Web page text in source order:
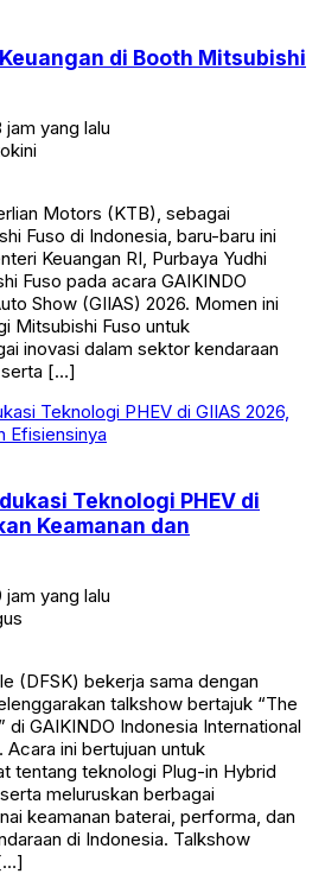
di Booth Mitsubishi
yang lalu
Motors (KTB), sebagai
Fuso di Indonesia, baru-baru ini
Keuangan RI, Purbaya Yudhi
Fuso pada acara GAIKINDO
Show (GIIAS) 2026. Momen ini
Mitsubishi Fuso untuk
inovasi dalam sektor kendaraan
serta […]
Teknologi PHEV di
Keamanan dan
yang lalu
(DFSK) bekerja sama dengan
talkshow bertajuk “The
di GAIKINDO Indonesia International
ini bertujuan untuk
tentang teknologi Plug-in Hybrid
meluruskan berbagai
keamanan baterai, performa, dan
di Indonesia. Talkshow